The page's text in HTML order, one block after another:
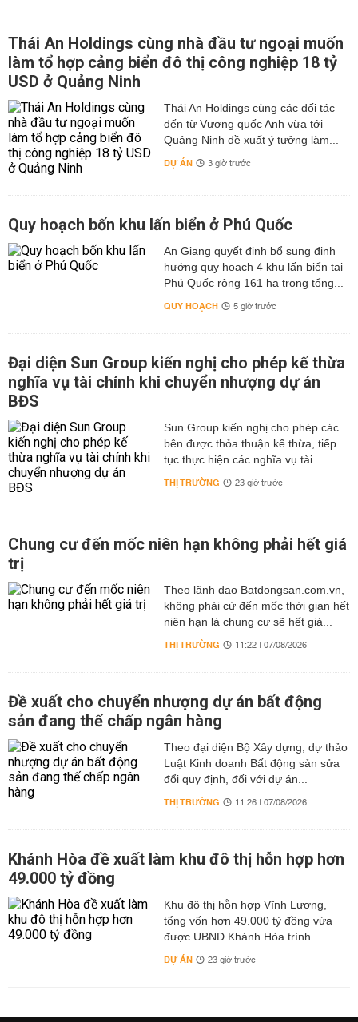
Thái An Holdings cùng nhà đầu tư ngoại muốn
làm tổ hợp cảng biển đô thị công nghiệp 18 tỷ
USD ở Quảng Ninh
Thái An Holdings cùng các đối tác
đến từ Vương quốc Anh vừa tới
Quảng Ninh đề xuất ý tưởng làm...
DỰ ÁN 3 giờ trước
Quy hoạch bốn khu lấn biển ở Phú Quốc
An Giang quyết định bổ sung định
hướng quy hoạch 4 khu lấn biển tại
Phú Quốc rộng 161 ha trong tổng...
QUY HOẠCH 5 giờ trước
Đại diện Sun Group kiến nghị cho phép kế thừa
nghĩa vụ tài chính khi chuyển nhượng dự án
BĐS
Sun Group kiến nghị cho phép các
bên được thỏa thuận kế thừa, tiếp
tục thực hiện các nghĩa vụ tài...
THỊ TRƯỜNG 23 giờ trước
Chung cư đến mốc niên hạn không phải hết giá
trị
Theo lãnh đạo Batdongsan.com.vn,
không phải cứ đến mốc thời gian hết
niên hạn là chung cư sẽ hết giá...
THỊ TRƯỜNG 11:22 | 07/08/2026
Đề xuất cho chuyển nhượng dự án bất động
sản đang thế chấp ngân hàng
Theo đại diện Bộ Xây dựng, dự thảo
Luật Kinh doanh Bất động sản sửa
đổi quy định, đối với dự án...
THỊ TRƯỜNG 11:26 | 07/08/2026
Khánh Hòa đề xuất làm khu đô thị hỗn hợp hơn
49.000 tỷ đồng
Khu đô thị hỗn hợp Vĩnh Lương,
tổng vốn hơn 49.000 tỷ đồng vừa
được UBND Khánh Hòa trình...
DỰ ÁN 23 giờ trước